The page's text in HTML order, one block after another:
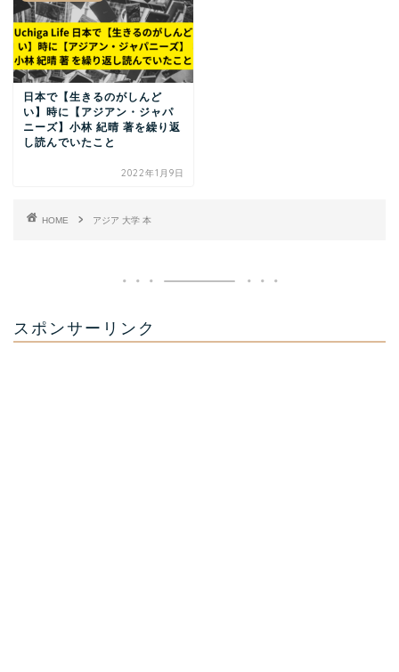
日本で【生きるのがしんど
い】時に【アジアン・ジャパ
ニーズ】小林 紀晴 著を繰り返
し読んでいたこと
2022年1月9日
HOME アジア 大学 本
スポンサーリンク